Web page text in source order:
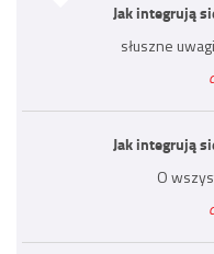
Jak integrują
słuszne
Jak integrują
O